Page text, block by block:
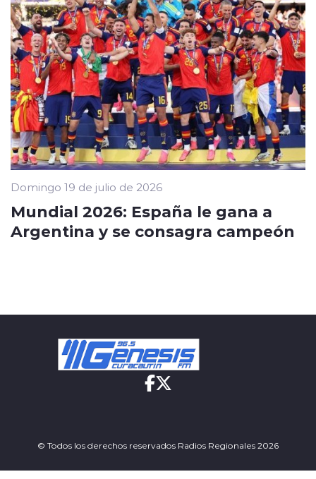
Domingo 19 de julio de 2026
Mundial 2026: España le gana a
Argentina y se consagra campeón
© Todos los derechos reservados Radios Regionales 2026